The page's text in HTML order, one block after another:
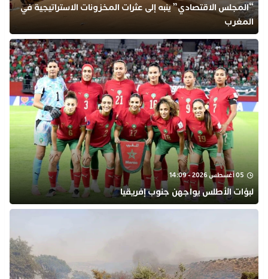
“المجلس الاقتصادي” ينبه إلى عثرات المخزونات الاستراتيجية في
المغرب
05 أغسطس 2026 - 14:09
لبؤات الأطلس يواجهن جنوب إفريقيا